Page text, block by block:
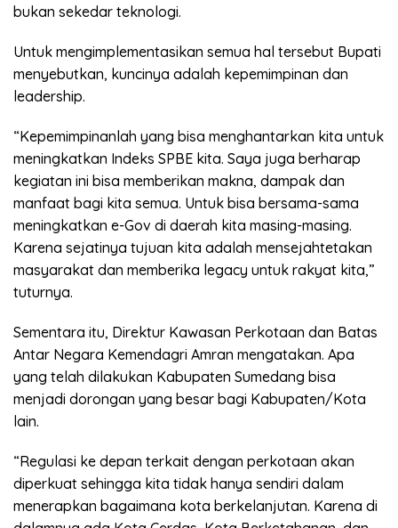
bukan sekedar teknologi.
Untuk mengimplementasikan semua hal tersebut Bupati
menyebutkan, kuncinya adalah kepemimpinan dan
leadership.
“Kepemimpinanlah yang bisa menghantarkan kita untuk
meningkatkan Indeks SPBE kita. Saya juga berharap
kegiatan ini bisa memberikan makna, dampak dan
manfaat bagi kita semua. Untuk bisa bersama-sama
meningkatkan e-Gov di daerah kita masing-masing.
Karena sejatinya tujuan kita adalah mensejahtetakan
masyarakat dan memberika legacy untuk rakyat kita,”
tuturnya.
Sementara itu, Direktur Kawasan Perkotaan dan Batas
Antar Negara Kemendagri Amran mengatakan. Apa
yang telah dilakukan Kabupaten Sumedang bisa
menjadi dorongan yang besar bagi Kabupaten/Kota
lain.
“Regulasi ke depan terkait dengan perkotaan akan
diperkuat sehingga kita tidak hanya sendiri dalam
menerapkan bagaimana kota berkelanjutan. Karena di